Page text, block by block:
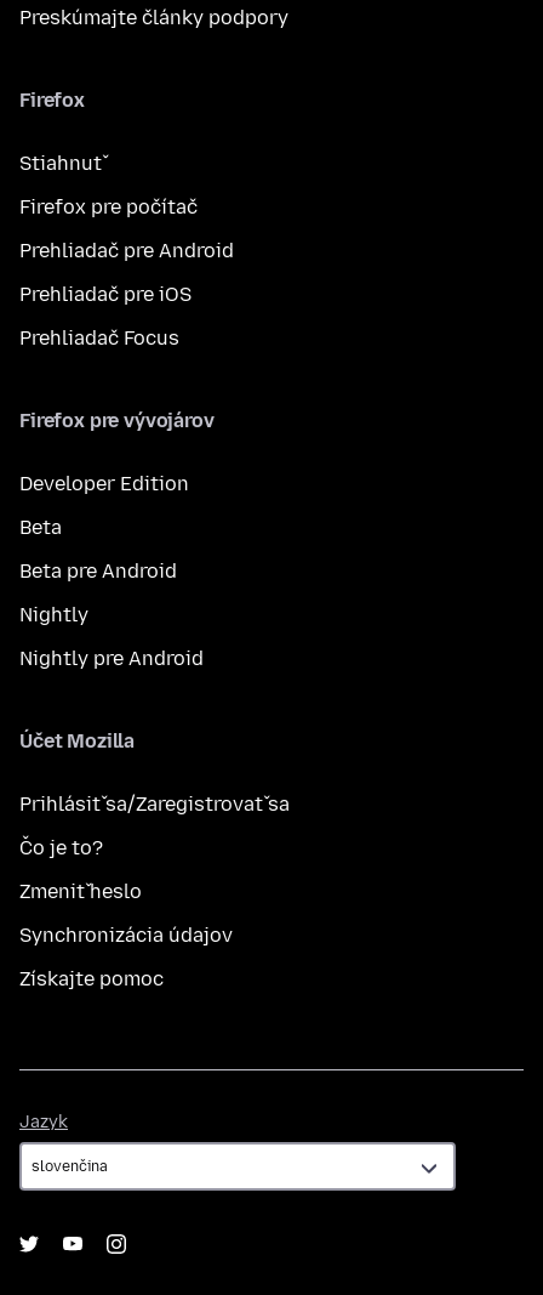
Preskúmajte články podpory
Firefox
Stiahnuť
Firefox pre počítač
Prehliadač pre Android
Prehliadač pre iOS
Prehliadač Focus
Firefox pre vývojárov
Developer Edition
Beta
Beta pre Android
Nightly
Nightly pre Android
Účet Mozilla
Prihlásiť sa/Zaregistrovať sa
Čo je to?
Zmeniť heslo
Synchronizácia údajov
Získajte pomoc
Jazyk